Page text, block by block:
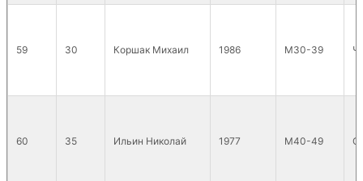
59 30 Коршак Михаил 1986 М30-39
60 35 Ильин Николай 1977 М40-49